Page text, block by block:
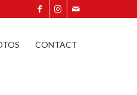
CONTACT